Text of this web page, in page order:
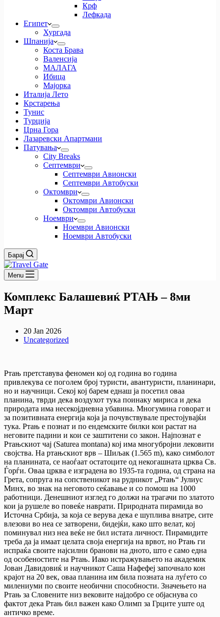
Крф
Лефкада
Египет
Хургада
Шпанија
Коста Брава
Валенсија
МАЛАГА
Ибица
Мајорка
Италија Лето
Крстарења
Тунис
Турција
Црна Гора
Лазаревски Апартмани
Патувања
City Breaks
Септември
Септември Авионски
Септември Автобуски
Октомври
Октомври Авионски
Октомври Автобуски
Ноември
Ноември Авионски
Ноември Автобуски
Барај
Menu
Комплекс Балашевиќ РТАЊ – 8ми
Март
20 Jan 2026
Uncategorized
Ртањ претставува феномен кој од година во година
привлекува се поголем број туристи, авантуристи, планинари,
но и научници. Секој кој барем еднаш ја посетил оваа
планина, тврди дека воздухот тука поинаку мириса и дека
природата има несекојдневна убавина. Многумина говорат и
за позитивната енергија која ја почувствувале престојувајќи
тука. Ртањ е познат и по ендемските билки кои растат на
неговите падини и кои се заштитени со закон. Најпознат е
Ртањскиот чај (Saturea montana) кој има многубројни лековити
својства. На ртањскиот врв – Шиљак (1.565 m), како симболот
на планината, се наоѓаат остатоците од некогашната црква Св.
Ѓорѓи. Оваа црква е изградена во 1935-та година, од страна на
Грета, сопруга на сопственикот на рудникот „Ртањ“ Јулиус
Минх, во знак на неговото сеќавање и со помош на 1000
работници. Денешниот изглед го должи на трагачи по златото
кои ја рушеле во повеќе наврати. Природната пирамида во
Источна Србија, за која се верува дека е шуплива внатре, сите
влезови во неа се затворени, бидејќи, како што велат, кој
поминувал низ неа веќе не бил истата личност. Пирамидите
треба да ја имаат целата своја енергија на врвот, но Ртањ ги
испраќа своите најсилни бранови на дното, што е само една
од особеностите на Ртањ. Иако истражувањето на академик
Јован Давидовиќ и научникот Саша Нафефеј започнало кон
крајот на 20 век, оваа планина им била позната на луѓето со
милениуми по своите необични способности. Значењето на
Ртањ за Словените низ вековите најдобро се објаснува со
фактот дека Ртањ бил важен како Олимп за Грците уште од
античко време.